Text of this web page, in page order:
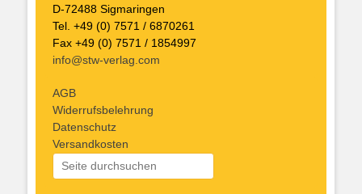
D-72488 Sigmaringen
Tel. +49 (0) 7571 / 6870261
Fax +49 (0) 7571 / 1854997
info@stw-verlag.com
AGB
Widerrufsbelehrung
Datenschutz
Versandkosten